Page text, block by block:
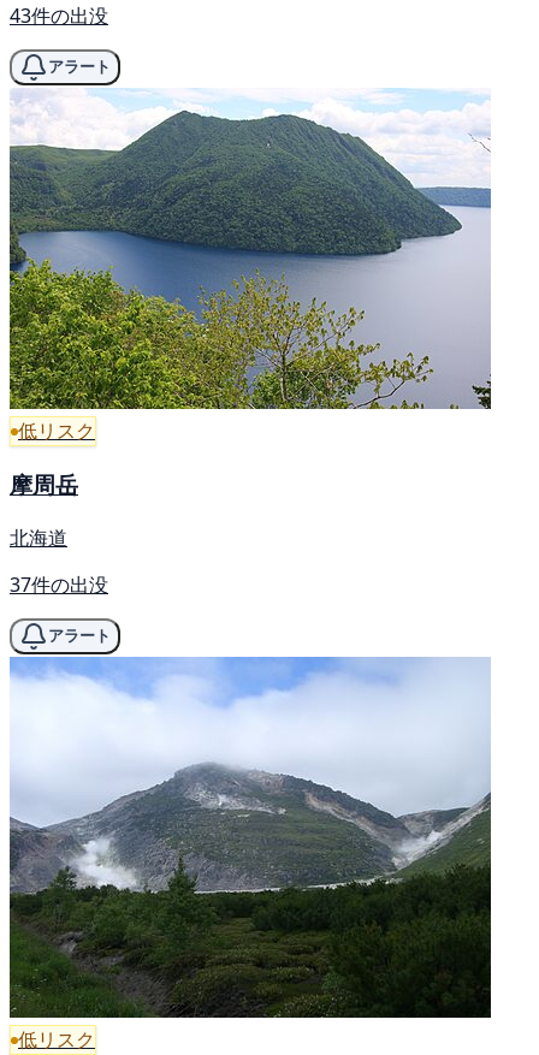
43件の出没
アラート
低リスク
摩周岳
北海道
37件の出没
アラート
低リスク